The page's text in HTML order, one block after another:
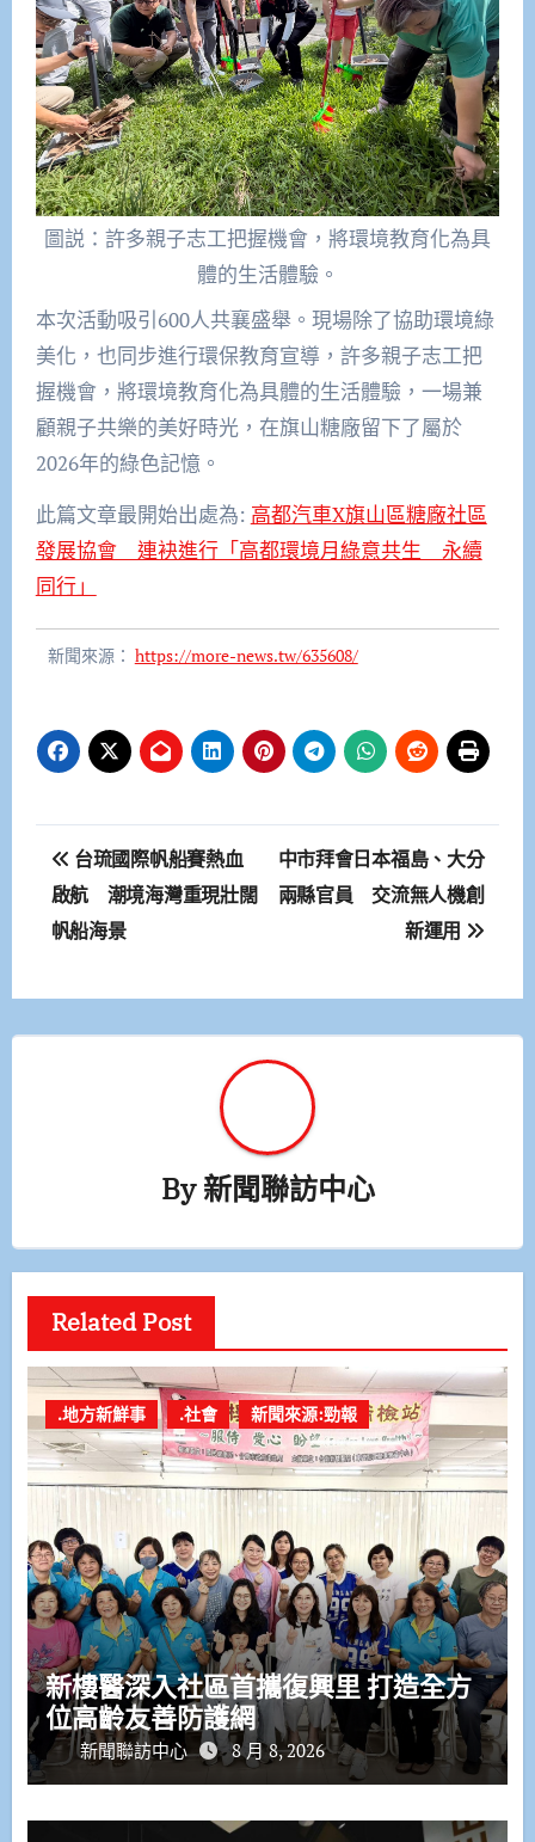
圖説：許多親子志工把握機會，將環境教育化為具
體的生活體驗。
本次活動吸引600人共襄盛舉。現場除了協助環境綠
美化，也同步進行環保教育宣導，許多親子志工把
握機會，將環境教育化為具體的生活體驗，一場兼
顧親子共樂的美好時光，在旗山糖廠留下了屬於
2026年的綠色記憶。
此篇文章最開始出處為: 高都汽車X旗山區糖廠社區
發展協會 連袂進行「高都環境月綠意共生 永續
同行」
新聞來源： https://more-news.tw/635608/
文
章
導
覽
台琉國際帆船賽熱血
啟航 潮境海灣重現壯闊
帆船海景
中市拜會日本福島、大分
兩縣官員 交流無人機創
新運用
By新聞聯訪中心
Related Post
.地方新鮮事 .社會 新聞來源:勁報
新樓醫深入社區首攜復興里 打造全方
位高齡友善防護網
新聞聯訪中心 8 月 8, 2026